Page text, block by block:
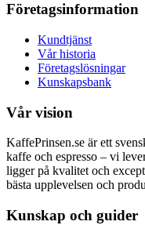
Företagsinformation
Kundtjänst
Vår historia
Företagslösningar
Kunskapsbank
Vår vision
KaffePrinsen.se är ett
kaffe och espresso – vi
ligger på kvalitet och
bästa upplevelsen och
Kunskap och guider